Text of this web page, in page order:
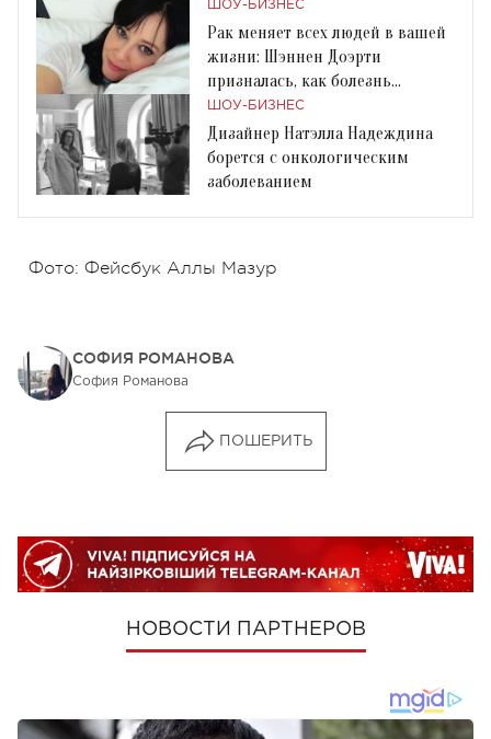
ШОУ-БИЗНЕС
Рак меняет всех людей в вашей
жизни: Шэннен Доэрти
призналась, как болезнь
повлияла на ее брак
ШОУ-БИЗНЕС
Дизайнер Натэлла Надеждина
борется с онкологическим
заболеванием
Фото: Фейсбук Аллы Мазур
СОФИЯ РОМАНОВА
София Романова
ПОШЕРИТЬ
НОВОСТИ ПАРТНЕРОВ